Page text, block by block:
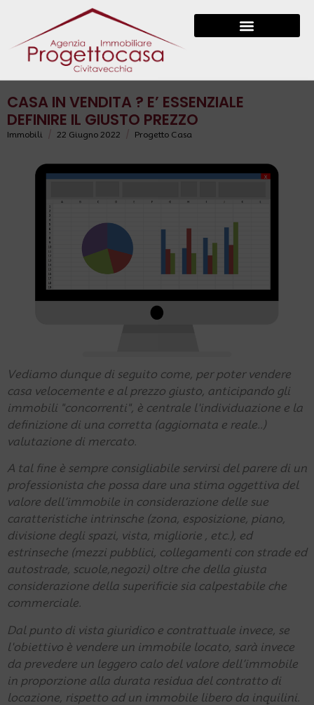
CASA IN VENDITA ? E’ ESSENZIALE
DEFINIRE IL GIUSTO PREZZO
Immobili 22 Giugno 2022 Progetto Casa
Vediamo dunque di seguito come, per poter vendere
casa velocemente e al prezzo giusto, anticipando gli
immobili "concorrenti", è centrale l'individuazione e la
definizione di una corretta (aggiornata e reale..)
valutazione di mercato.
A tal fine è sempre consigliabile servirsi del parere di un
professionista che possa dare una stima oggettiva del
valore dell’immobile in considerazione delle sue
caratteristiche intrinsche (zona, esposizione, piano,
divisione degli spazi, vista, migliorie , etc.), ed
estrinseche (mezzi pubblici, collegamenti con strade ed
autostrade, scuole,negozi) oltre che della giusta
considerazione della superificie sia calpestabile che
commerciale.
Dal punto di vista giuridico e contrattuale invece, se
l'obiettivo è vendere un immobile locato, sarà invece
da prevedere un leggero calo del valore dell’immobile
in proporzione alla durata residua del contratto di
locazione, rispetto ad un immobile libero da inquilini.